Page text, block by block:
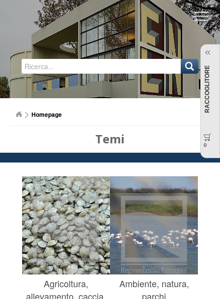
Regione Emilia-Romagna
Homepage
Temi
Agricoltura,
allevamento, caccia,
Ambiente, natura,
parchi
RACCOGLITORE
0